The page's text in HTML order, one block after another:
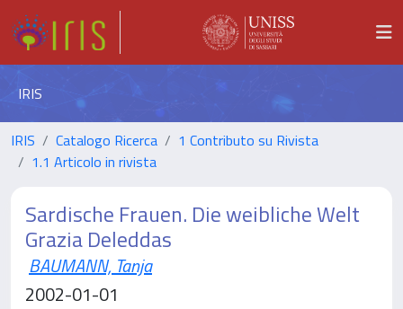
IRIS
IRIS Catalogo Ricerca
1 Contributo su Rivista
1.1 Articolo in rivista
Sardische Frauen. Die weibliche Welt
Grazia Deleddas
BAUMANN, Tanja
2002-01-01